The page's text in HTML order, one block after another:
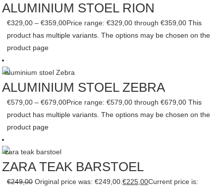
ALUMINIUM STOEL RION
€329,00 – €359,00Price range: €329,00 through €359,00 This
product has multiple variants. The options may be chosen on the
product page
ALUMINIUM STOEL ZEBRA
€579,00 – €679,00Price range: €579,00 through €679,00 This
product has multiple variants. The options may be chosen on the
product page
ZARA TEAK BARSTOEL
€249,00 Original price was: €249,00. €225,00Current price is: